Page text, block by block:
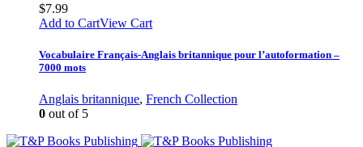
$7.99
Add to CartView Cart
Vocabulaire Français-Anglais britannique pour l’autoformation –
7000 mots
Anglais britannique, French Collection
0 out of 5